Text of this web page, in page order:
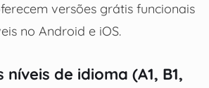
versões grátis funcionais
no Android e iOS.
níveis de idioma (A1, B1,